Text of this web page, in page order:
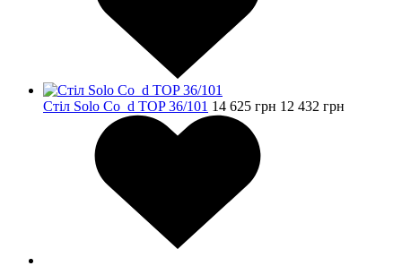
Стіл Solo Co_d TOP 36/101 14 625 грн 12 432 грн